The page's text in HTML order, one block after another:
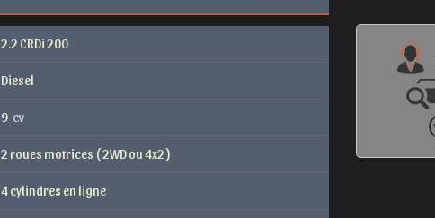
2.2 CRDi 200
Diesel
9 cv
2 roues motrices ( 2WD ou 4x2 )
4 cylindres en ligne